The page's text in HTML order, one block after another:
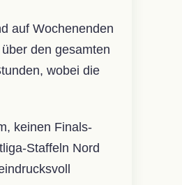
auf Wochenenden
den gesamten
wobei die
keinen Finals-
Staffeln Nord